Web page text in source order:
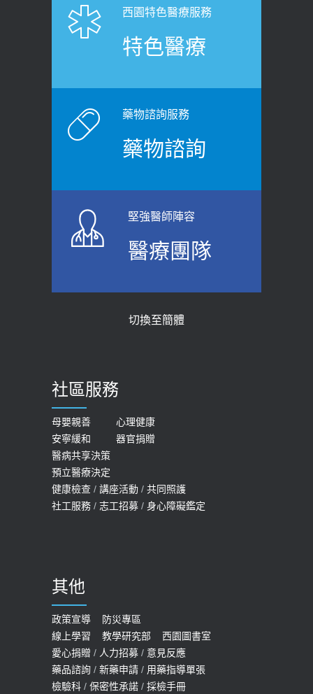
健康肛門痛都是痔瘡?醫談瘍瘍瘻管與肛
裂差異 逾50歲民眾可做1事
原則避免血糖血壓飆高
2026-06-08
上班常待在冷氣房？小心泌尿道感染
醫示警：1病症嚴重恐喪命
2026-05-21
女性必看國健署公費懶人包！這幾項檢
查完全免費 沒做虧大了
2026-05-14
「落枕」不要大力按脖子！ 1招「伸
展運動」預防落枕
老後睡不好、夜間易跌倒
2021-03-05
骨科魏志定主任接受專訪 【年代電視
質密度檢查！醫：注意5重點可逆轉
膝蓋退化有9大部位 骨科醫坦言：不
一定得換人工關節
2019-10-08
20歲迪士尼男星因癲癇猝逝 老人小
孩最好發、醫師點出8大前兆
2019-07-09
預約
2022-01-07
114年【公費流感及新冠疫苗】門診
預約
西園特色醫療服務
特色醫療
藥物諮詢服務
藥物諮詢
堅強醫師陣容
醫療團隊
切換至簡體
社區服務
母嬰親善
心理健康
安寧緩和
器官捐贈
醫病共享決策
預立醫療決定
健康檢查 / 講座活動 / 共同照護
社工服務 / 志工招募 / 身心障礙鑑定
其他
政策宣導
防災專區
線上學習
教學研究部
西園圖書室
愛心捐贈 / 人力招募 / 意見反應
藥品諮詢 / 新藥申請 / 用藥指導單張
檢驗科 / 保密性承諾 / 採檢手冊